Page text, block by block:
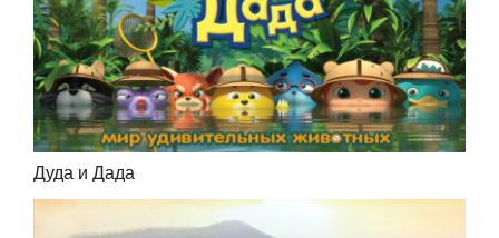
Дуда и Дада